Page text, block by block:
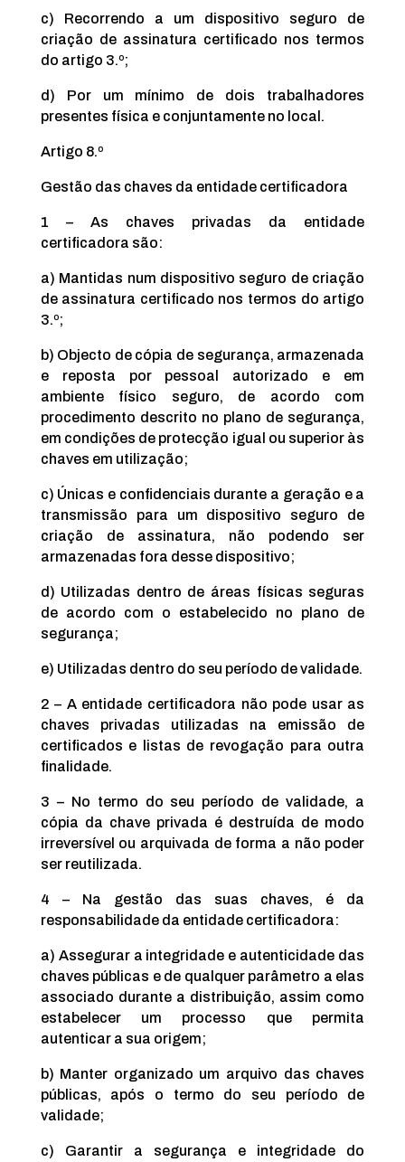
c) Recorrendo a um dispositivo seguro de
criação de assinatura certificado nos termos
do artigo 3.º;
d) Por um mínimo de dois trabalhadores
presentes física e conjuntamente no local.
Artigo 8.º
Gestão das chaves da entidade certificadora
1 – As chaves privadas da entidade
certificadora são:
a) Mantidas num dispositivo seguro de criação
de assinatura certificado nos termos do artigo
3.º;
b) Objecto de cópia de segurança, armazenada
e reposta por pessoal autorizado e em
ambiente físico seguro, de acordo com
procedimento descrito no plano de segurança,
em condições de protecção igual ou superior às
chaves em utilização;
c) Únicas e confidenciais durante a geração e a
transmissão para um dispositivo seguro de
criação de assinatura, não podendo ser
armazenadas fora desse dispositivo;
d) Utilizadas dentro de áreas físicas seguras
de acordo com o estabelecido no plano de
segurança;
e) Utilizadas dentro do seu período de validade.
2 – A entidade certificadora não pode usar as
chaves privadas utilizadas na emissão de
certificados e listas de revogação para outra
finalidade.
3 – No termo do seu período de validade, a
cópia da chave privada é destruída de modo
irreversível ou arquivada de forma a não poder
ser reutilizada.
4 – Na gestão das suas chaves, é da
responsabilidade da entidade certificadora:
a) Assegurar a integridade e autenticidade das
chaves públicas e de qualquer parâmetro a elas
associado durante a distribuição, assim como
estabelecer um processo que permita
autenticar a sua origem;
b) Manter organizado um arquivo das chaves
públicas, após o termo do seu período de
validade;
c) Garantir a segurança e integridade do